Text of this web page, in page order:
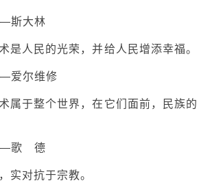
大林
是人民的光荣，并给人民增添幸福。
尔维修
属于整个世界，在它们面前，民族的
德
实对抗于宗教。